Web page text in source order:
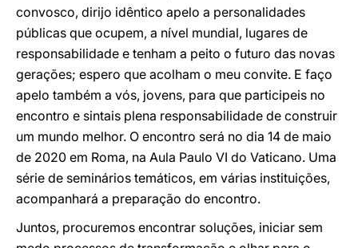
convosco, dirijo idêntico apelo a personalidades
públicas que ocupem, a nível mundial, lugares de
responsabilidade e tenham a peito o futuro das novas
gerações; espero que acolham o meu convite. E faço
apelo também a vós, jovens, para que participeis no
encontro e sintais plena responsabilidade de construir
um mundo melhor. O encontro será no dia 14 de maio
de 2020 em Roma, na Aula Paulo VI do Vaticano. Uma
série de seminários temáticos, em várias instituições,
acompanhará a preparação do encontro.
Juntos, procuremos encontrar soluções, iniciar sem